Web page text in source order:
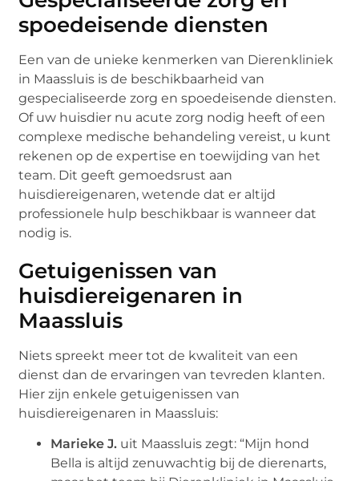
spoedeisende diensten
Een van de unieke kenmerken van Dierenkliniek
in Maassluis is de beschikbaarheid van
gespecialiseerde zorg en spoedeisende diensten.
Of uw huisdier nu acute zorg nodig heeft of een
complexe medische behandeling vereist, u kunt
rekenen op de expertise en toewijding van het
team. Dit geeft gemoedsrust aan
huisdiereigenaren, wetende dat er altijd
professionele hulp beschikbaar is wanneer dat
nodig is.
Getuigenissen van
huisdiereigenaren in
Maassluis
Niets spreekt meer tot de kwaliteit van een
dienst dan de ervaringen van tevreden klanten.
Hier zijn enkele getuigenissen van
huisdiereigenaren in Maassluis:
Marieke J. uit Maassluis zegt: “Mijn hond
Bella is altijd zenuwachtig bij de dierenarts,